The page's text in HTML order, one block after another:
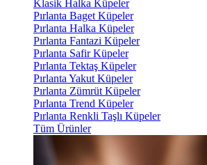
Klasik Halka Küpeler
Pırlanta Baget Küpeler
Pırlanta Halka Küpeler
Pırlanta Fantazi Küpeler
Pırlanta Safir Küpeler
Pırlanta Tektaş Küpeler
Pırlanta Yakut Küpeler
Pırlanta Zümrüt Küpeler
Pırlanta Trend Küpeler
Pırlanta Renkli Taşlı Küpeler
Tüm Ürünler